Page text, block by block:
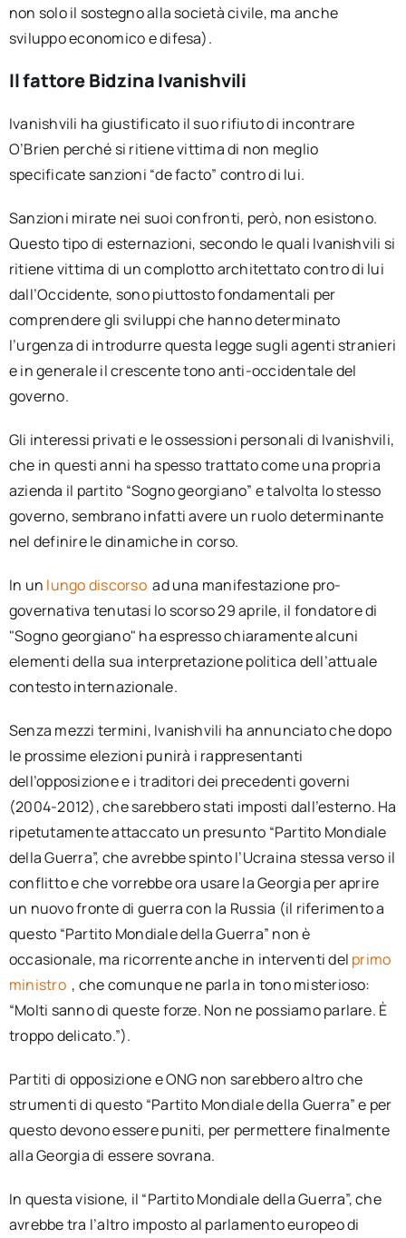
non solo il sostegno alla società civile, ma anche
sviluppo economico e difesa).
Il fattore Bidzina Ivanishvili
Ivanishvili ha giustificato il suo rifiuto di incontrare
O’Brien perché si ritiene vittima di non meglio
specificate sanzioni “de facto” contro di lui.
Sanzioni mirate nei suoi confronti, però, non esistono.
Questo tipo di esternazioni, secondo le quali Ivanishvili si
ritiene vittima di un complotto architettato contro di lui
dall’Occidente, sono piuttosto fondamentali per
comprendere gli sviluppi che hanno determinato
l’urgenza di introdurre questa legge sugli agenti stranieri
e in generale il crescente tono anti-occidentale del
governo.
Gli interessi privati e le ossessioni personali di Ivanishvili,
che in questi anni ha spesso trattato come una propria
azienda il partito “Sogno georgiano” e talvolta lo stesso
governo, sembrano infatti avere un ruolo determinante
nel definire le dinamiche in corso.
In un lungo discorso ad una manifestazione pro-
governativa tenutasi lo scorso 29 aprile, il fondatore di
"Sogno georgiano" ha espresso chiaramente alcuni
elementi della sua interpretazione politica dell’attuale
contesto internazionale.
Senza mezzi termini, Ivanishvili ha annunciato che dopo
le prossime elezioni punirà i rappresentanti
dell’opposizione e i traditori dei precedenti governi
(2004-2012), che sarebbero stati imposti dall’esterno. Ha
ripetutamente attaccato un presunto “Partito Mondiale
della Guerra”, che avrebbe spinto l’Ucraina stessa verso il
conflitto e che vorrebbe ora usare la Georgia per aprire
un nuovo fronte di guerra con la Russia (il riferimento a
questo “Partito Mondiale della Guerra” non è
occasionale, ma ricorrente anche in interventi del primo
ministro , che comunque ne parla in tono misterioso:
“Molti sanno di queste forze. Non ne possiamo parlare. È
troppo delicato.”).
Partiti di opposizione e ONG non sarebbero altro che
strumenti di questo “Partito Mondiale della Guerra” e per
questo devono essere puniti, per permettere finalmente
alla Georgia di essere sovrana.
In questa visione, il “Partito Mondiale della Guerra”, che
avrebbe tra l’altro imposto al parlamento europeo di